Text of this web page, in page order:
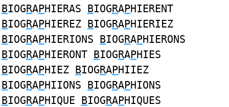
BIOGRAPHIERAS BIOGRAPHIERENT
BIOGRAPHIEREZ BIOGRAPHIERIEZ
BIOGRAPHIERIONS BIOGRAPHIERONS
BIOGRAPHIERONT BIOGRAPHIES
BIOGRAPHIEZ BIOGRAPHIIEZ
BIOGRAPHIIONS BIOGRAPHIONS
BIOGRAPHIQUE BIOGRAPHIQUES